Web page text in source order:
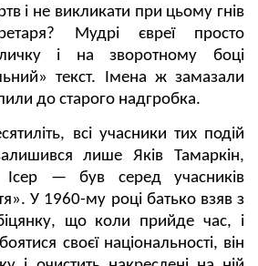
і не викликати при цьому гнів
Мудрі євреї просто
і на зворотному боці
текст. Імена ж замазали
до старого надгробка.
всі учасники тих подій
лише Яків Тамаркін,
— був серед учасників
У 1960-му році батько взяв з
що коли прийде час, і
своєї національності, він